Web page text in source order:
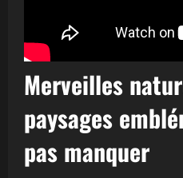
Merveilles
paysages
pas manquer